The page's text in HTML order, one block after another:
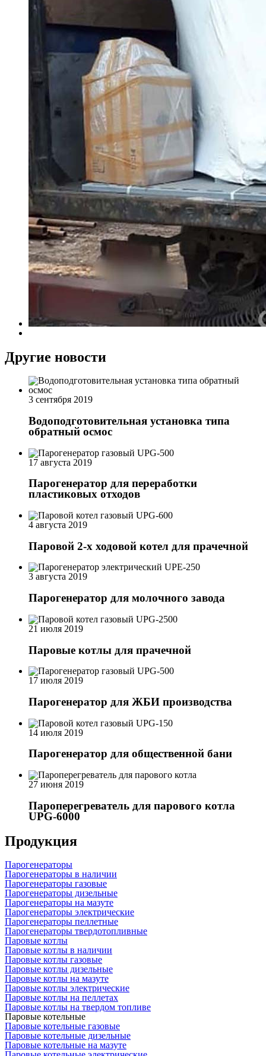
Другие новости
3 сентября 2019
Водоподготовительная установка типа
обратный осмос
17 августа 2019
Парогенератор для переработки
пластиковых отходов
4 августа 2019
Паровой 2-х ходовой котел для прачечной
3 августа 2019
Парогенератор для молочного завода
21 июля 2019
Паровые котлы для прачечной
17 июля 2019
Парогенератор для ЖБИ производства
14 июля 2019
Парогенератор для общественной бани
27 июня 2019
Пароперегреватель для парового котла
UPG-6000
Продукция
Парогенераторы
Парогенераторы в наличии
Парогенераторы газовые
Парогенераторы дизельные
Парогенераторы на мазуте
Парогенераторы электрические
Парогенераторы пеллетные
Парогенераторы твердотопливные
Паровые котлы
Паровые котлы в наличии
Паровые котлы газовые
Паровые котлы дизельные
Паровые котлы на мазуте
Паровые котлы электрические
Паровые котлы на пеллетах
Паровые котлы на твердом топливе
Паровые котельные
Паровые котельные газовые
Паровые котельные дизельные
Паровые котельные на мазуте